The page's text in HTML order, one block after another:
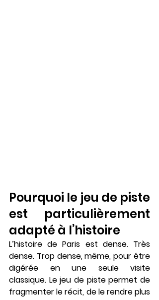
Pourquoi le jeu de piste
est particulièrement
adapté à l’histoire
L’histoire de Paris est dense. Très
dense. Trop dense, même, pour être
digérée en une seule visite
fragmenter le récit, de le rendre plus